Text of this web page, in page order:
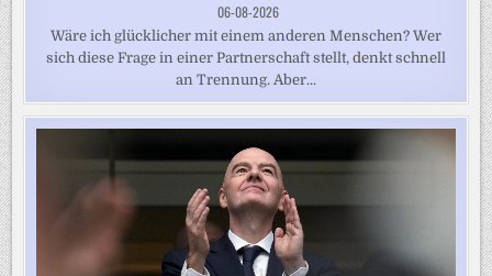
06-08-2026
Wäre ich glücklicher mit einem anderen Menschen? Wer
sich diese Frage in einer Partnerschaft stellt, denkt schnell
an Trennung. Aber...